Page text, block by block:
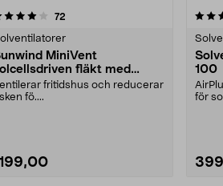
72
MiniVent
fläkt med
solpanel
fritidshus och reducerar
fö....
4.0 av 5 stjärnor
100
för